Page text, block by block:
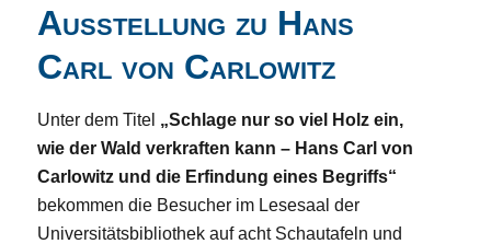
Ausstellung zu Hans
Carl von Carlowitz
Unter dem Titel „Schlage nur so viel Holz ein,
wie der Wald verkraften kann – Hans Carl von
Carlowitz und die Erfindung eines Begriffs“
bekommen die Besucher im Lesesaal der
Universitätsbibliothek auf acht Schautafeln und